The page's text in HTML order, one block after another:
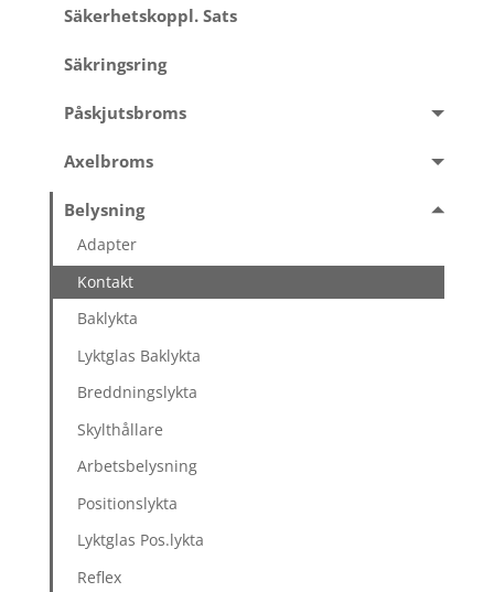
Säkerhetskoppl. Sats
Säkringsring
Påskjutsbroms
Axelbroms
Belysning
Adapter
Kontakt
Baklykta
Lyktglas Baklykta
Breddningslykta
Skylthållare
Arbetsbelysning
Positionslykta
Lyktglas Pos.lykta
Reflex